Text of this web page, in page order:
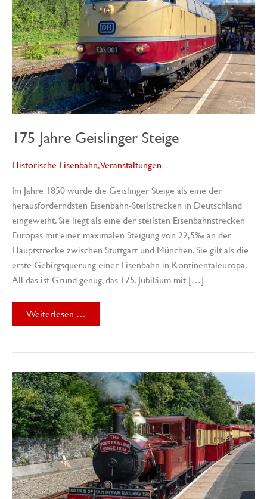
175 Jahre Geislinger Steige
Historische Eisenbahn,Veranstaltungen
Im Jahre 1850 wurde die Geislinger Steige als eine der
herausforderndsten Eisenbahn-Steilstrecken in Deutschland
eingeweiht. Sie liegt als eine der steilsten Eisenbahnstrecken
Europas mit einer maximalen Steigung von 22,5‰ an der
Hauptstrecke zwischen Stuttgart und München. Sie gilt als die
erste Gebirgsquerung einer Eisenbahn in Kontinentaleuropa.
All das ist Grund genug, das 175. Jubiläum mit […]
175
Jahre
Weiterlesen …